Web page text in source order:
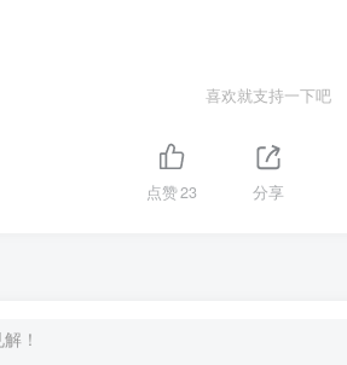
喜欢就支持一下吧
点赞23 分享